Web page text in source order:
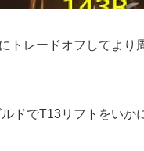
トレードオフしてより
ドでT13リフトをいか